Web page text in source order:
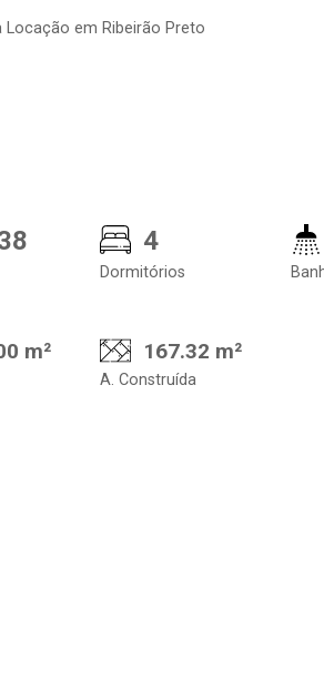
Locação em Ribeirão Preto
4
Dormitórios
m² 167.32 m²
A. Construída